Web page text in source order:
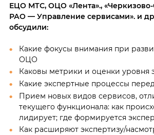
ЕЦО МТС, ОЦО «Лента».,
РАО — Управление сервисами». и
обсудили:
Какие фокусы внимания при
ОЦО
Каковы метрики и оценки уровня
Какие экспертные процессы
Прием новых видов сервисов,
текущего функционала: как
лидирует; где формируется
Как расширяют экспертизу/